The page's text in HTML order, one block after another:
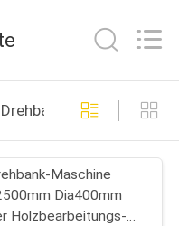
48
Maschine
Maschine
Dia400mm
Holzbearbeitungs-